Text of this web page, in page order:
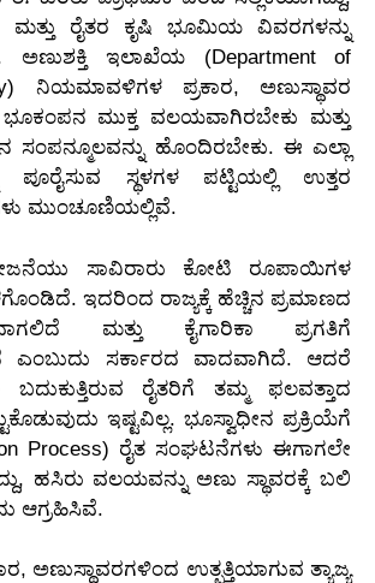
ಮತ್ತು ರೈತರ ಕೃಷಿ ಭೂಮಿಯ ವಿವರಗಳನ್ನು
ಅಣುಶಕ್ತಿ ಇಲಾಖೆಯ (Department of
ನಿಯಮಾವಳಿಗಳ ಪ್ರಕಾರ, ಅಣುಸ್ಥಾವರ
ಭೂಕಂಪನ ಮುಕ್ತ ವಲಯವಾಗಿರಬೇಕು ಮತ್ತು
ಸಂಪನ್ಮೂಲವನ್ನು ಹೊಂದಿರಬೇಕು. ಈ ಎಲ್ಲಾ
ಪೂರೈಸುವ ಸ್ಥಳಗಳ ಪಟ್ಟಿಯಲ್ಲಿ ಉತ್ತರ
ಮುಂಚೂಣಿಯಲ್ಲಿವೆ.
ಸಾವಿರಾರು ಕೋಟಿ ರೂಪಾಯಿಗಳ
ಇದರಿಂದ ರಾಜ್ಯಕ್ಕೆ ಹೆಚ್ಚಿನ ಪ್ರಮಾಣದ
ಮತ್ತು ಕೈಗಾರಿಕಾ ಪ್ರಗತಿಗೆ
ಎಂಬುದು ಸರ್ಕಾರದ ವಾದವಾಗಿದೆ. ಆದರೆ
ರೈತರಿಗೆ ತಮ್ಮ ಫಲವತ್ತಾದ
ಇಷ್ಟವಿಲ್ಲ. ಭೂಸ್ವಾಧೀನ ಪ್ರಕ್ರಿಯೆಗೆ
Process) ರೈತ ಸಂಘಟನೆಗಳು ಈಗಾಗಲೇ
ಹಸಿರು ವಲಯವನ್ನು ಅಣು ಸ್ಥಾವರಕ್ಕೆ ಬಲಿ
ಆಗ್ರಹಿಸಿವೆ.
ಅಣುಸ್ಥಾವರಗಳಿಂದ ಉತ್ಪತ್ತಿಯಾಗುವ ತ್ಯಾಜ್ಯ